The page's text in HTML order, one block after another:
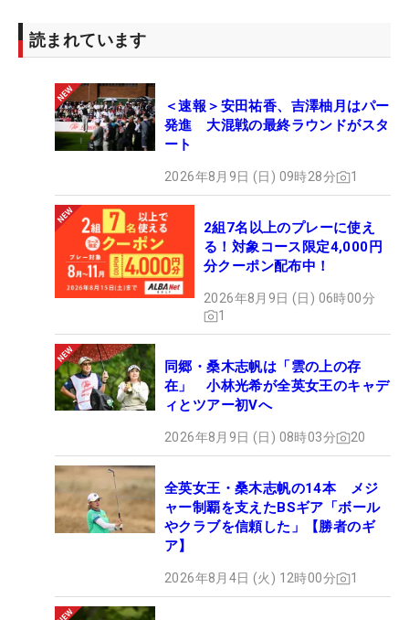
読まれています
＜速報＞安田祐香、吉澤柚月はパー
発進 大混戦の最終ラウンドがスタ
ート
2026年8月9日 (日) 09時28分 1
2組7名以上のプレーに使え
る！対象コース限定4,000円
分クーポン配布中！
2026年8月9日 (日) 06時00分
1
同郷・桑木志帆は「雲の上の存
在」 小林光希が全英女王のキャデ
ィとツアー初Vへ
2026年8月9日 (日) 08時03分 20
全英女王・桑木志帆の14本 メジ
ャー制覇を支えたBSギア「ボール
やクラブを信頼した」【勝者のギ
ア】
2026年8月4日 (火) 12時00分 1